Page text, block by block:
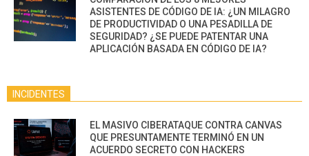
ASISTENTES DE CÓDIGO DE IA: ¿UN MILAGRO
DE PRODUCTIVIDAD O UNA PESADILLA DE
SEGURIDAD? ¿SE PUEDE PATENTAR UNA
APLICACIÓN BASADA EN CÓDIGO DE IA?
INCIDENTES
EL MASIVO CIBERATAQUE CONTRA CANVAS
QUE PRESUNTAMENTE TERMINÓ EN UN
ACUERDO SECRETO CON HACKERS